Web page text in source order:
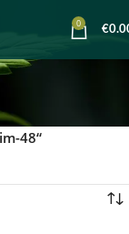
0
€
48“